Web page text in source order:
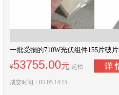
¥53755.00元 起拍
成交时间：03-05 14:15